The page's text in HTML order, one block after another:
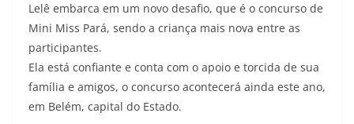
Lelê embarca em um novo desafio, que é o concurso de
Mini Miss Pará, sendo a criança mais nova entre as
participantes.
Ela está confiante e conta com o apoio e torcida de sua
família e amigos, o concurso acontecerá ainda este ano,
em Belém, capital do Estado.